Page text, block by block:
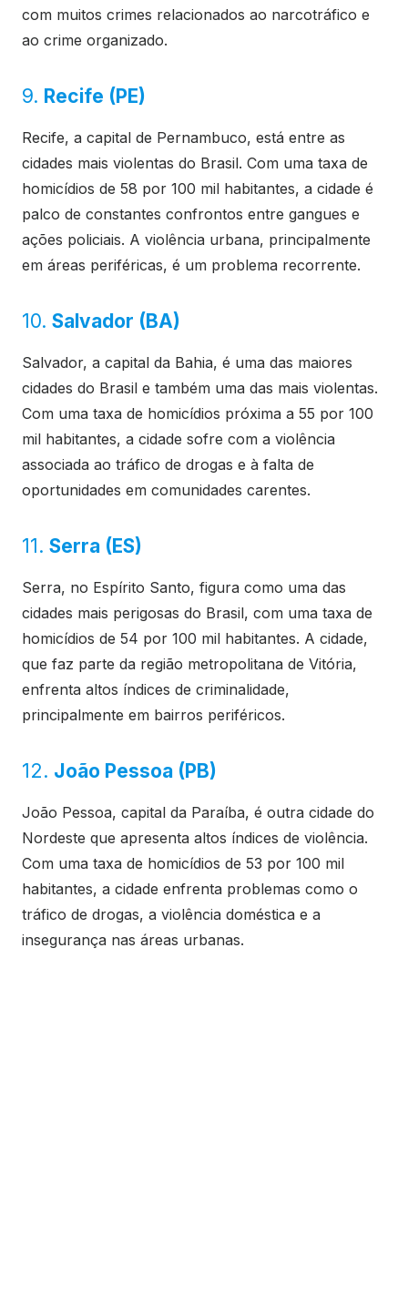
com muitos crimes relacionados ao narcotráfico e
ao crime organizado.
9. Recife (PE)
Recife, a capital de Pernambuco, está entre as
cidades mais violentas do Brasil. Com uma taxa de
homicídios de 58 por 100 mil habitantes, a cidade é
palco de constantes confrontos entre gangues e
ações policiais. A violência urbana, principalmente
em áreas periféricas, é um problema recorrente.
10. Salvador (BA)
Salvador, a capital da Bahia, é uma das maiores
cidades do Brasil e também uma das mais violentas.
Com uma taxa de homicídios próxima a 55 por 100
mil habitantes, a cidade sofre com a violência
associada ao tráfico de drogas e à falta de
oportunidades em comunidades carentes.
11. Serra (ES)
Serra, no Espírito Santo, figura como uma das
cidades mais perigosas do Brasil, com uma taxa de
homicídios de 54 por 100 mil habitantes. A cidade,
que faz parte da região metropolitana de Vitória,
enfrenta altos índices de criminalidade,
principalmente em bairros periféricos.
12. João Pessoa (PB)
João Pessoa, capital da Paraíba, é outra cidade do
Nordeste que apresenta altos índices de violência.
Com uma taxa de homicídios de 53 por 100 mil
habitantes, a cidade enfrenta problemas como o
tráfico de drogas, a violência doméstica e a
insegurança nas áreas urbanas.